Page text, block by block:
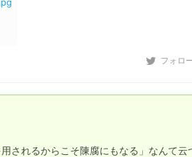
フォロ
されるからこそ陳腐にもなる」なんて云